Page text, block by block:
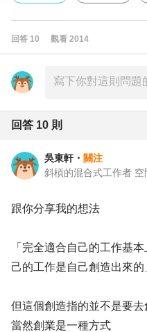
回答 10 觀看 2014
回答 10 則
吳東軒 ・ 關注
跟你分享我的想法
「完全適合自己的工作基
己的工作是自己創造出來的
但這個創造指的並不是要去
當然創業是一種方式